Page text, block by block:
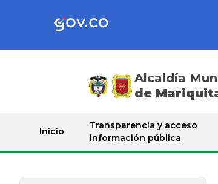
Alcaldía
de
Inicio
Transparencia y acceso
información pública
Mi Municipio